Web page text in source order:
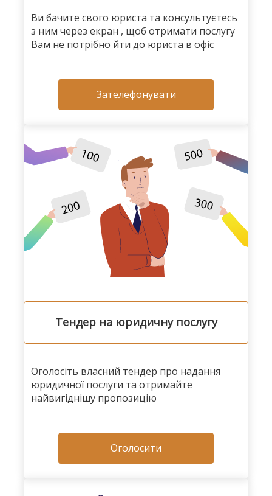
Ви бачите свого юриста та консультуєтесь
з ним через екран , щоб отримати послугу
Вам не потрібно йти до юриста в офіс
Зателефонувати
Тендер на юридичну послугу
Оголосіть власний тендер про надання
юридичної послуги та отримайте
найвигіднішу пропозицію
Оголосити